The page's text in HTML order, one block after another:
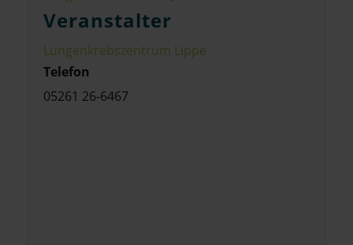
Veranstalter
Lungenkrebszentrum Lippe
Telefon
05261 26-6467